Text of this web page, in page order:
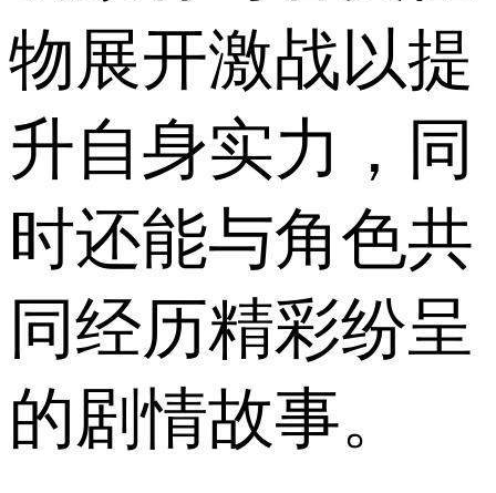
物展开激战以提
升自身实力，同
时还能与角色共
同经历精彩纷呈
的剧情故事。